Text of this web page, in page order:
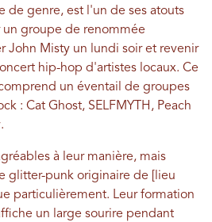
de genre, est l'un de ses atouts
groupe de renommée
John Misty un lundi soir et revenir
hip-hop d'artistes locaux. Ce
un éventail de groupes
: Cat Ghost, SELFMYTH, Peach
à leur manière, mais
glitter-punk originaire de [lieu
particulièrement. Leur formation
un large sourire pendant